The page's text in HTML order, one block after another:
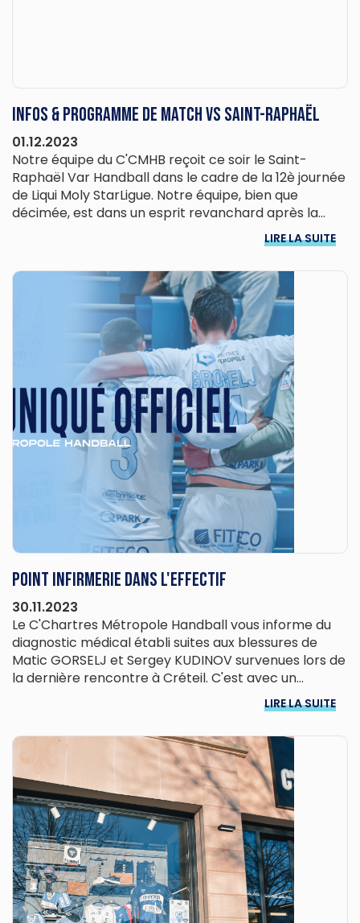
Infos & programme de match vs Saint-Raphaël
01.12.2023
Notre équipe du C'CMHB reçoit ce soir le Saint-
Raphaël Var Handball dans le cadre de la 12è journée
de Liqui Moly StarLigue. Notre équipe, bien que
décimée, est dans un esprit revanchard après la...
LIRE LA SUITE
Point infirmerie dans l'effectif
30.11.2023
Le C'Chartres Métropole Handball vous informe du
diagnostic médical établi suites aux blessures de
Matic GORSELJ et Sergey KUDINOV survenues lors de
la dernière rencontre à Créteil. C'est avec un...
LIRE LA SUITE